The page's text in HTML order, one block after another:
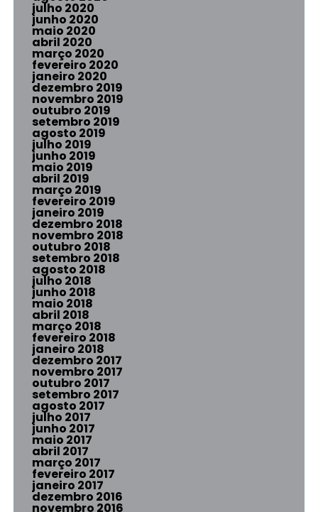
julho 2020
junho 2020
maio 2020
abril 2020
março 2020
fevereiro 2020
janeiro 2020
dezembro 2019
novembro 2019
outubro 2019
setembro 2019
agosto 2019
julho 2019
junho 2019
maio 2019
abril 2019
março 2019
fevereiro 2019
janeiro 2019
dezembro 2018
novembro 2018
outubro 2018
setembro 2018
agosto 2018
julho 2018
junho 2018
maio 2018
abril 2018
março 2018
fevereiro 2018
janeiro 2018
dezembro 2017
novembro 2017
outubro 2017
setembro 2017
agosto 2017
julho 2017
junho 2017
maio 2017
abril 2017
março 2017
fevereiro 2017
janeiro 2017
dezembro 2016
novembro 2016